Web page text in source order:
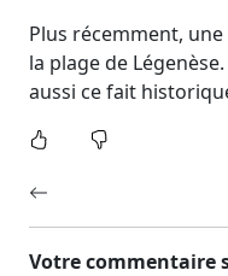
Plus récemment,
la plage de
aussi ce fait
Votre commentaire